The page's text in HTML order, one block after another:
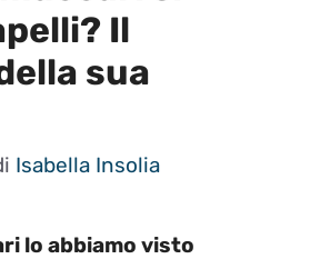
Il
sua
Isabella Insolia
lo abbiamo visto